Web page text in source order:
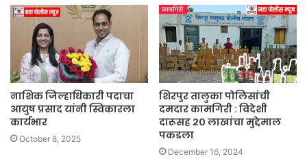
नाशिक जिल्हाधिकारी पदाचा
आयुष प्रसाद यांनी स्विकारला
कार्यभार
October 8, 2025
शिरपुर तालुका पोलिसांची
दमदार कामगिरी : विदेशी
दारूसह २० लाखांचा मुद्देमाल
पकडला
December 16, 2024